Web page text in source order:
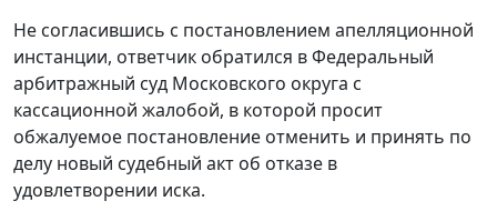
Не согласившись с постановлением апелляционной
инстанции, ответчик обратился в Федеральный
арбитражный суд Московского округа с
кассационной жалобой, в которой просит
обжалуемое постановление отменить и принять по
делу новый судебный акт об отказе в
удовлетворении иска.